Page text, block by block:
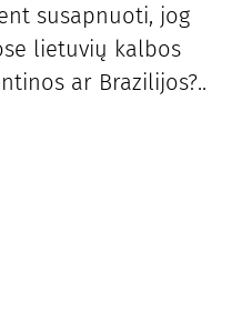
susapnuoti, jog
lietuvių kalbos
ar Brazilijos?..